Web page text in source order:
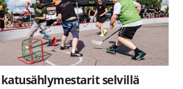
katusählymestarit selvillä